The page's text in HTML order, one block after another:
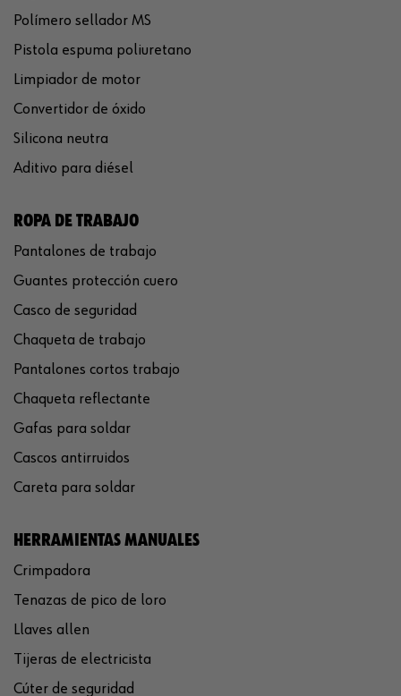
Polímero sellador MS
Pistola espuma poliuretano
Limpiador de motor
Convertidor de óxido
Silicona neutra
Aditivo para diésel
ROPA DE TRABAJO
Pantalones de trabajo
Guantes protección cuero
Casco de seguridad
Chaqueta de trabajo
Pantalones cortos trabajo
Chaqueta reflectante
Gafas para soldar
Cascos antirruidos
Careta para soldar
HERRAMIENTAS MANUALES
Crimpadora
Tenazas de pico de loro
Llaves allen
Tijeras de electricista
Cúter de seguridad